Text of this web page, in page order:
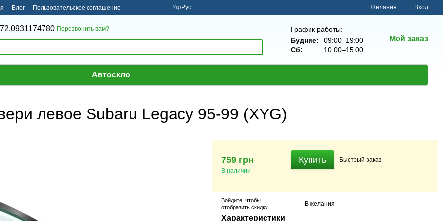
Блог Пользовательское соглашение Укр Рус Желания Вход
0931174780 Перезвонить вам?
График работы:
Будние:
09:00–19:00
Сб:
10:00–15:00
Мой заказ
Автоскло
левое Subaru Legacy 95-99 (XYG)
759 грн
В наличии
Купить Быстрый заказ
Войдите , чтобы
отобразить скидку
В желания
Характеристики